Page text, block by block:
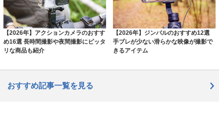
【2026年】アクションカメラのおすす
め16選 長時間撮影や夜間撮影にピッタ
リな商品も紹介
【2026年】ジンバルのおすすめ12選
手ブレが少ない滑らかな映像が撮影で
きるアイテム
おすすめ記事一覧を見る